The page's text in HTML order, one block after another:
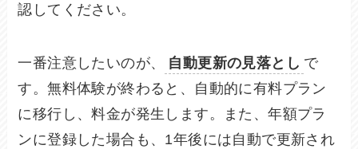
認してください。
一番注意したいのが、 自動更新の見落とし で
す。無料体験が終わると、自動的に有料プラン
に移行し、料金が発生します。また、年額プラ
ンに登録した場合も、1年後には自動で更新され